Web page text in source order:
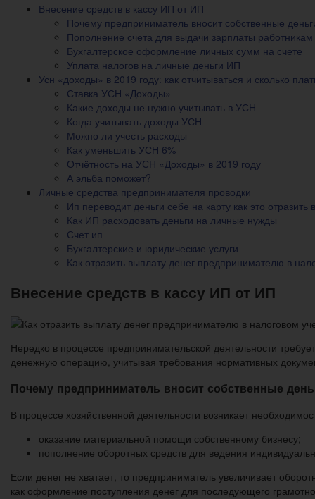
Внесение средств в кассу ИП от ИП
Почему предприниматель вносит собственные
Пополнение счета для выдачи зарплаты работникам
Бухгалтерское оформление личных сумм на счете
Уплата налогов на личные деньги ИП
Усн «доходы» в 2019 году: как отчитываться и сколько
Ставка УСН «Доходы»
Какие доходы не нужно учитывать в УСН
Когда учитывать доходы УСН
Можно ли учесть расходы
Как уменьшить УСН 6%
Отчётность на УСН «Доходы» в 2019 году
А эльба поможет?
Личные средства предпринимателя проводки
Ип переводит деньги себе на карту как это отразить
Как ИП расходовать деньги на личные нужды
Счет ип
Бухгалтерские и юридические услуги
Как отразить выплату денег предпринимателю в
Внесение средств в кассу ИП от ИП
Нередко в процессе предпринимательской деятельности
денежную операцию, учитывая требования нормативных
Почему предприниматель вносит собственные
В процессе хозяйственной деятельности возникает
оказание материальной помощи собственному бизнесу;
пополнение оборотных средств для ведения
Если денег не хватает, то предприниматель увеличивает
как оформление поступления денег для последующего